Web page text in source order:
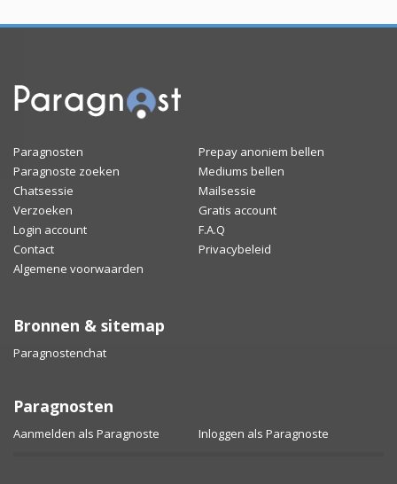
Paragnosten
Prepay anoniem bellen
Paragnoste zoeken
Mediums bellen
Chatsessie
Mailsessie
Verzoeken
Gratis account
Login account
F.A.Q
Contact
Privacybeleid
Algemene voorwaarden
Bronnen & sitemap
Paragnostenchat
Paragnosten
Aanmelden als Paragnoste Inloggen als Paragnoste